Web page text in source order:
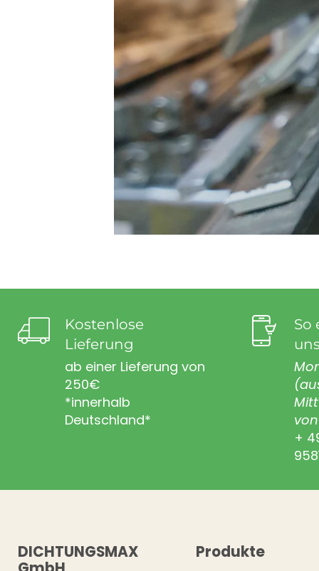
Kostenlose
Lieferung
ab einer Lieferung von
250€
*innerhalb
Deutschland*
So
+
DICHTUNGSMAX
Produkte